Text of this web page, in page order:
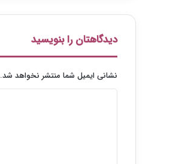
ت
ی
ن
ف
دیدگاهتان را بنویسید
نشانی ایمیل شما منتشر نخواهد شد.